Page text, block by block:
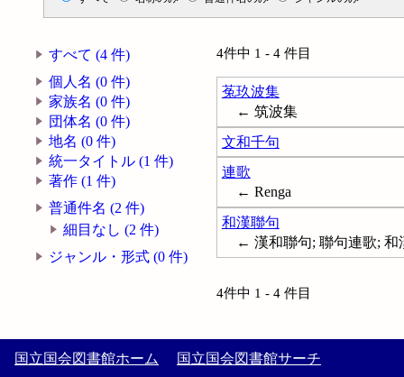
すべて (4 件)
個人名 (0 件)
家族名 (0 件)
団体名 (0 件)
地名 (0 件)
統一タイトル (1 件)
著作 (1 件)
普通件名 (2 件)
細目なし (2 件)
ジャンル・形式 (0 件)
4件中 1 - 4 件目
菟玖波集
← 筑波集
文和千句
連歌
← Renga
和漢聯句
← 漢和聯句; 聯句連歌; 和
4件中 1 - 4 件目
国立国会図書館ホーム 国立国会図書館サーチ